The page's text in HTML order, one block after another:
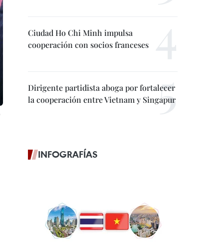
Ciudad Ho Chi Minh impulsa
cooperación con socios franceses
Dirigente partidista aboga por fortalecer
la cooperación entre Vietnam y Singapur
INFOGRAFÍAS